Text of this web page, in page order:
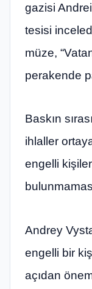
gazisi
tesisi
müze,
perakende
Baskın
ihlaller
engelli
Andrey
engelli bir
açıdan